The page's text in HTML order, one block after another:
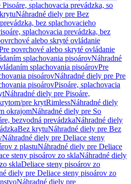
splachovacia prevádzka, so
Náhradné diely pre Bez
bez splachovacieho
splachovacia prevádzka, bez
alebo skryté ovládanie
povrchové alebo skryté ovládanie
splachovania pisoárovNáhradné
splachovania pisoárovPre
pisoárovNáhradné diely pre Pre
pisoárovPisoáre, splachovacia
Náhradné diely pre Pisoáre,
pre krytRimlessNáhradné diely
okrajomNáhradné diely pre So
bezvodná prevádzkaNáhradné diely
Bez krytuNáhradné diely pre Bez
Náhradné diely pre Deliace steny
z plastuNáhradné diely pre Deliace
steny pisoárov zo sklaNáhradné diely
sklaDeliace steny pisoárov zo
diely pre Deliace steny pisoárov zo
Náhradné diely pre